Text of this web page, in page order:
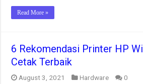
Read More »
6 Rekomendasi Printer HP
Cetak Terbaik
August 3, 2021 Hardware 0